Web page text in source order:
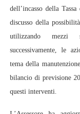
dell’incasso della
discusso della
utilizzando mezzi
successivamente, le
tema della
bilancio di previsione
questi interventi.